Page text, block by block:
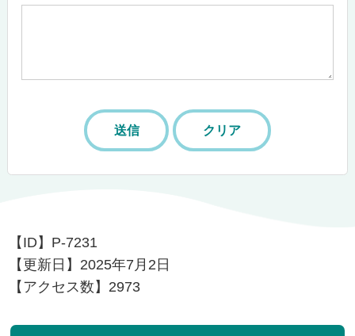
【ID】 P-7231
【更新日】 2025年7月2日
【アクセス数】 2973